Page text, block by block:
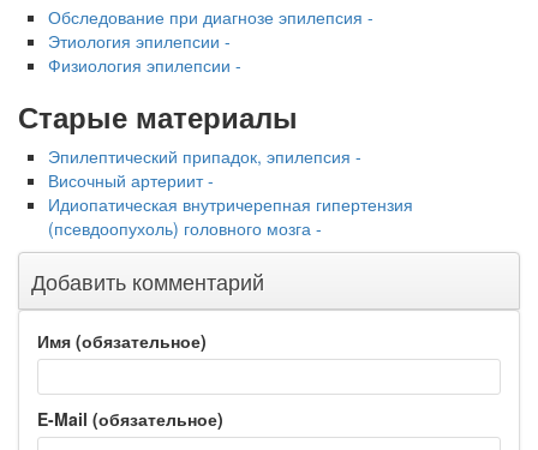
Обследование при диагнозе эпилепсия -
Этиология эпилепсии -
Физиология эпилепсии -
Старые материалы
Эпилептический припадок, эпилепсия -
Височный артериит -
Идиопатическая внутричерепная гипертензия
(псевдоопухоль) головного мозга -
Добавить комментарий
Имя (обязательное)
E-Mail (обязательное)